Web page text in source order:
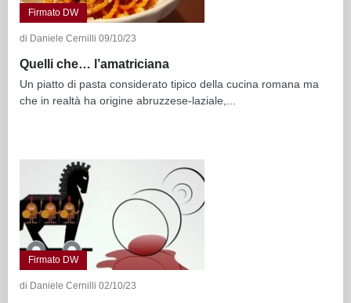
Firmato DW
di Daniele Cernilli 09/10/23
Quelli che… l’amatriciana
Un piatto di pasta considerato tipico della cucina romana ma
che in realtà ha origine abruzzese-laziale,...
Firmato DW
di Daniele Cernilli 02/10/23